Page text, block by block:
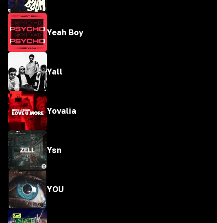
Yeah Boy
Yall
Yovalia
Ysn
YOU